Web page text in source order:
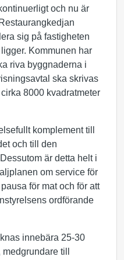
och nu är
sig på fastigheten
Kommunen har
riva byggnaderna i
ska skrivas
8000 kvadratmeter
komplement till
och till den
är detta helt i
om service för
för mat och för att
ordförande
innebära 25-30
till